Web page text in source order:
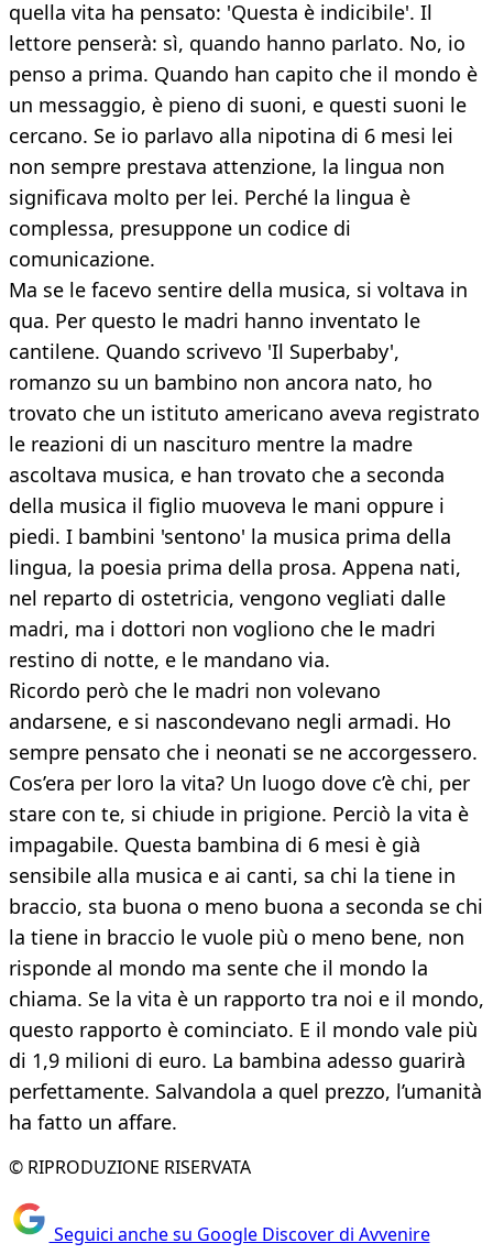
quella vita ha pensato: 'Questa è indicibile'. Il
lettore penserà: sì, quando hanno parlato. No, io
penso a prima. Quando han capito che il mondo è
un messaggio, è pieno di suoni, e questi suoni le
cercano. Se io parlavo alla nipotina di 6 mesi lei
non sempre prestava attenzione, la lingua non
significava molto per lei. Perché la lingua è
complessa, presuppone un codice di
comunicazione.
Ma se le facevo sentire della musica, si voltava in
qua. Per questo le madri hanno inventato le
cantilene. Quando scrivevo 'Il Superbaby',
romanzo su un bambino non ancora nato, ho
trovato che un istituto americano aveva registrato
le reazioni di un nascituro mentre la madre
ascoltava musica, e han trovato che a seconda
della musica il figlio muoveva le mani oppure i
piedi. I bambini 'sentono' la musica prima della
lingua, la poesia prima della prosa. Appena nati,
nel reparto di ostetricia, vengono vegliati dalle
madri, ma i dottori non vogliono che le madri
restino di notte, e le mandano via.
Ricordo però che le madri non volevano
andarsene, e si nascondevano negli armadi. Ho
sempre pensato che i neonati se ne accorgessero.
Cos’era per loro la vita? Un luogo dove c’è chi, per
stare con te, si chiude in prigione. Perciò la vita è
impagabile. Questa bambina di 6 mesi è già
sensibile alla musica e ai canti, sa chi la tiene in
braccio, sta buona o meno buona a seconda se chi
la tiene in braccio le vuole più o meno bene, non
risponde al mondo ma sente che il mondo la
chiama. Se la vita è un rapporto tra noi e il mondo,
questo rapporto è cominciato. E il mondo vale più
di 1,9 milioni di euro. La bambina adesso guarirà
perfettamente. Salvandola a quel prezzo, l’umanità
ha fatto un affare.
© RIPRODUZIONE RISERVATA
Seguici anche su Google Discover di Avvenire